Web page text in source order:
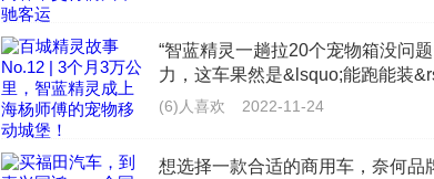
火后便自动进入通车监控模式，传感器将持续监测
动时自动录制监控视频并单独储存。
相比接常电，有停车监控功能的行车记录仪通过接
对汽车电瓶的影响，不过如果车辆连续放几天不开
“智蓝精灵一趟拉20个宠物箱没问
力，这车果然是&lsquo;能跑能装
海的杨师傅，是一名宠物配送员，
(6)人喜欢 2022-11-24
想选择一款合适的商用车，奈何品